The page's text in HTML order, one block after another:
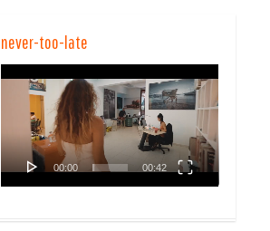
never-too-late
Video-
Player
00:00 00:42